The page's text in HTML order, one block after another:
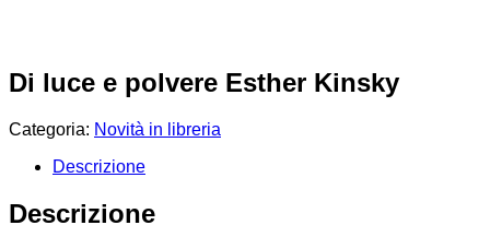
Di luce e polvere Esther Kinsky
Categoria: Novità in libreria
Descrizione
Descrizione